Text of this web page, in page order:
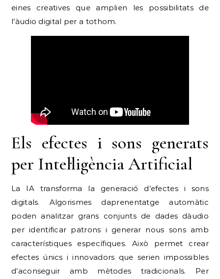
eines creatives que amplien les possibilitats de
l’àudio digital per a tothom.
Els efectes i sons generats
per Intel·ligència Artificial
La IA transforma la generació d’efectes i sons
digitals. Algorismes daprenentatge automàtic
poden analitzar grans conjunts de dades dàudio
per identificar patrons i generar nous sons amb
característiques específiques. Això permet crear
efectes únics i innovadors que serien impossibles
d’aconseguir amb mètodes tradicionals. Per